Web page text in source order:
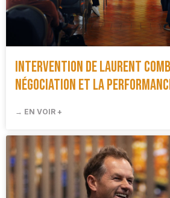
Intervention de Laurent
négociation et la
→ EN VOIR +